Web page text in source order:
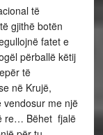
të
gjithë botën
fatet e
përballë këtij
të
në Krujë,
vendosur me një
re… Bëhet fjalë